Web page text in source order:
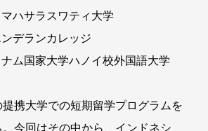
ハサラスワティ大学
デランカレッジ
ム国家大学ハノイ校外国語大学
提携大学での短期留学プログラムを
今回はその中から、インドネシ